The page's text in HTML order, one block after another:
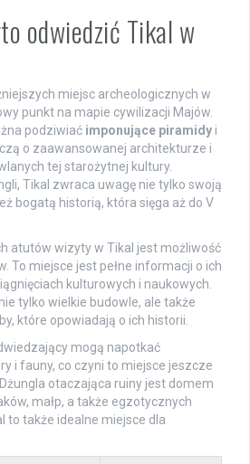
odwiedzić Tikal w
miejsc archeologicznych w
punkt na mapie cywilizacji Majów.
podziwiać imponujące piramidy i
o zaawansowanej architekturze i
tej starożytnej kultury.
Tikal zwraca uwagę nie tylko swoją
bogatą historią, która sięga aż do V
atutów wizyty w Tikal jest możliwość
To miejsce jest pełne informacji o ich
kulturowych i naukowych.
tylko wielkie budowle, ale także
które opowiadają o ich historii.
mogą napotkać
i fauny, co czyni to miejsce jeszcze
otaczająca ruiny jest domem
małp, a także egzotycznych
to także idealne miejsce dla